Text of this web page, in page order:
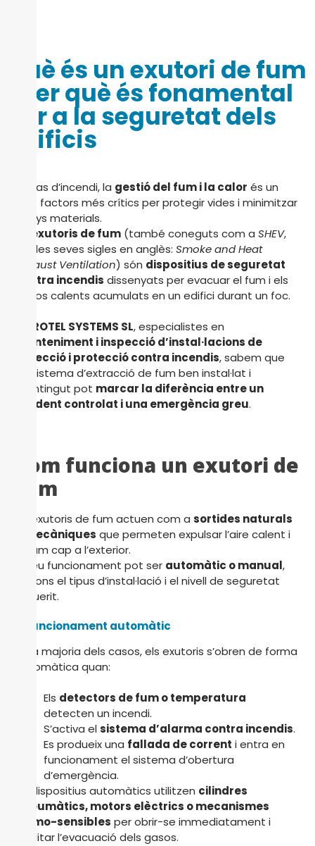
Què és un exutori de fum
i per què és fonamental
per a la seguretat dels
edificis
En cas d’incendi, la gestió del fum i la calor és un
dels factors més crítics per protegir vides i minimitzar
danys materials.
exutoris de fum (també coneguts com aSHEV,
per les seves sigles en anglès:Smoke and Heat
Exhaust Ventilation) són dispositius de seguretat
contra incendis dissenyats per evacuar el fum i els
gasos calents acumulats en un edifici durant un foc.
PROTEL SYSTEMS SL, especialistes en
manteniment i inspecció d’instal·lacions de
detecció i protecció contra incendis, sabem que
un sistema d’extracció de fum ben instal·lat i
mantingut pot marcar la diferència entre un
incident controlat i una emergència greu.
Com funciona un exutori de
fum
Els exutoris de fum actuen com asortides naturals
o mecàniques que permeten expulsar l’aire calent i
el fum cap a l’exterior.
El seu funcionament pot ser automàtic o manual,
segons el tipus d’instal·lació i el nivell de seguretat
requerit.
1. Funcionament automàtic
En la majoria dels casos, els exutoris s’obren de forma
automàtica quan:
Els detectors de fum o temperatura
detecten un incendi.
S’activa elsistema d’alarma contra incendis.
Es produeix una fallada de corrent i entra en
funcionament el sistema d’obertura
d’emergència.
Els dispositius automàtics utilitzen cilindres
pneumàtics, motors elèctrics o mecanismes
termo-sensibles per obrir-se immediatament i
facilitar l’evacuació dels gasos.